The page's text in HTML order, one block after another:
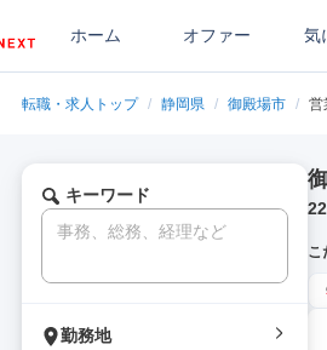
ホーム オファー 気
転職・求人トップ / 静岡県 / 御殿場市 / 営
キーワード
勤務地
こ